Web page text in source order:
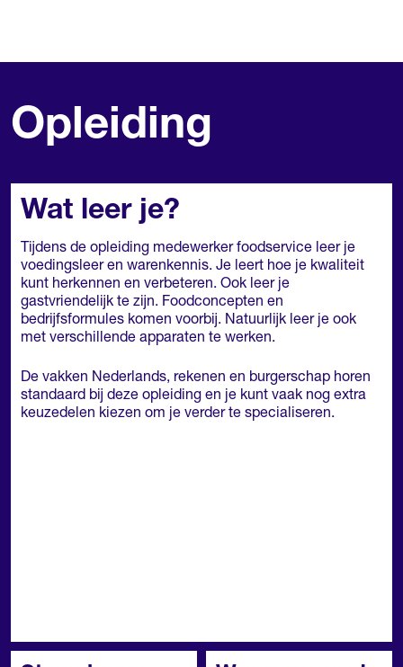
Opleiding
Wat leer je?
Tijdens de opleiding medewerker foodservice leer je
voedingsleer en warenkennis. Je leert hoe je kwaliteit
kunt herkennen en verbeteren. Ook leer je
gastvriendelijk te zijn. Foodconcepten en
bedrijfsformules komen voorbij. Natuurlijk leer je ook
met verschillende apparaten te werken.
De vakken Nederlands, rekenen en burgerschap horen
standaard bij deze opleiding en je kunt vaak nog extra
keuzedelen kiezen om je verder te specialiseren.